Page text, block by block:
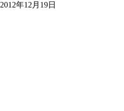
2012年12月19日